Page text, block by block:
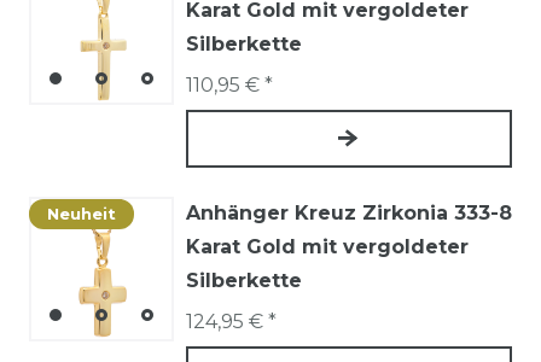
Karat Gold mit vergoldeter
Silberkette
110,95 € *
Neuheit
Anhänger Kreuz Zirkonia 333-8
Karat Gold mit vergoldeter
Silberkette
124,95 € *